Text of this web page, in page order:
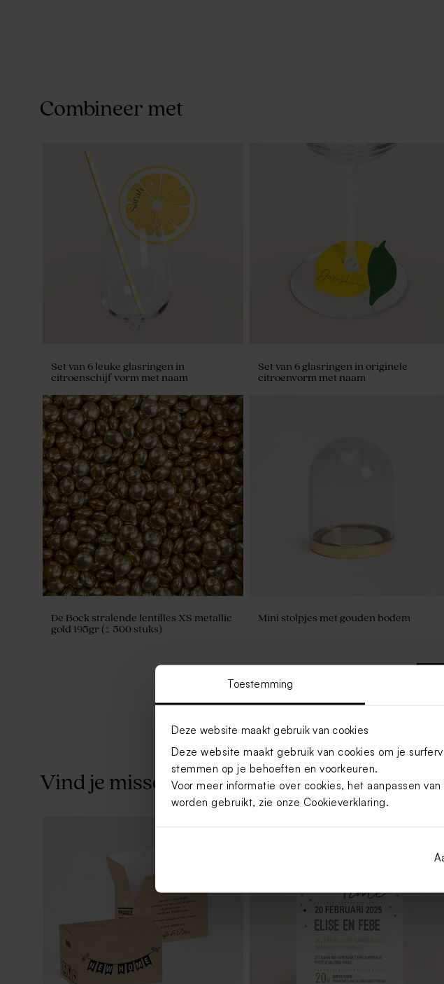
Toestemming
Deze website maakt gebruik van cookies
Deze website maakt gebruik van cookies om je
stemmen op je behoeften en voorkeuren.
Voor meer informatie over cookies, het aanpassen
worden gebruikt, zie onze Cookieverklaring.
Combineer met
Set van 6 leuke glasringen in
citroenschijf vorm met naam
Set van 6 glasringen in originele
citroenvorm met naam
De Bock stralende lentilles XS metallic
gold 195gr (± 500 stuks)
Mini stolpjes met gouden bodem
Plastic buisjes met dop | goud
Vind je misschien ook leuk